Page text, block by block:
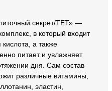
секрет/ТЕТ» —
в который входит
а также
питает и увлажняет
дня. Сам состав
различные витамины,
эластин,